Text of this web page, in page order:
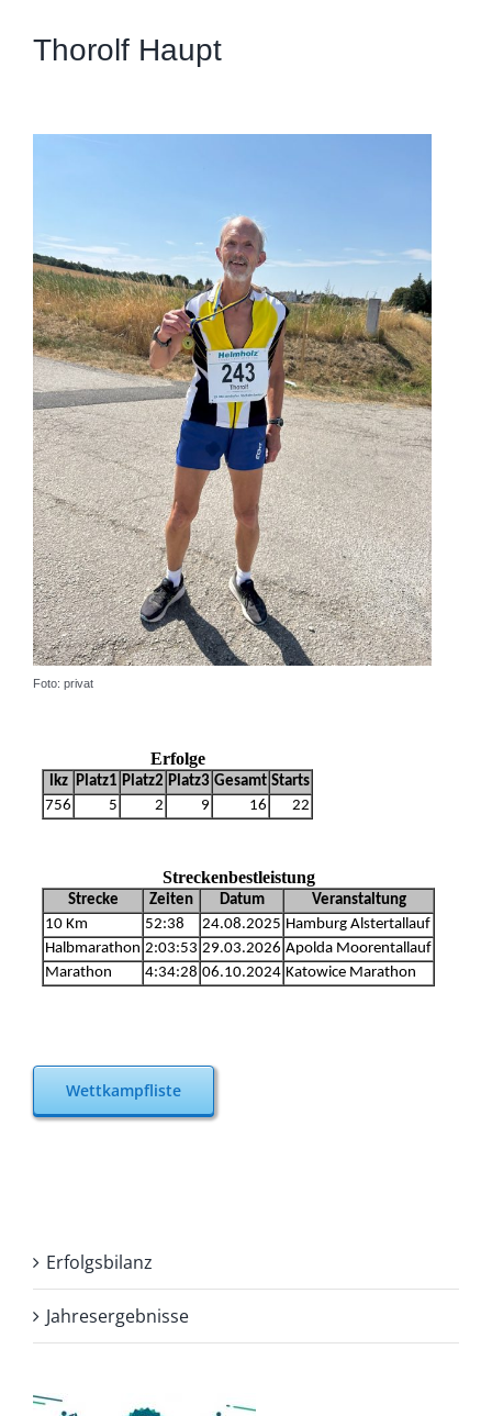
Thorolf Haupt
Foto: privat
Wettkampfliste
Erfolgsbilanz
Jahresergebnisse